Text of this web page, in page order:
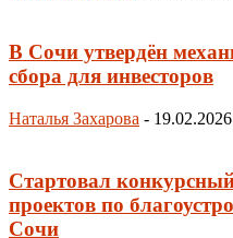
В Сочи утвердён
сбора для инвесторов
Наталья Захарова - 19.02.2026
Cтартовал
проектов по
Сочи